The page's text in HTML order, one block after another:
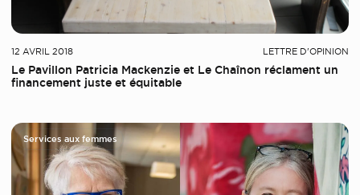
12 AVRIL 2018 LETTRE D'OPINION
Le Pavillon Patricia Mackenzie et Le Chaînon réclament un
financement juste et équitable
Services aux femmes